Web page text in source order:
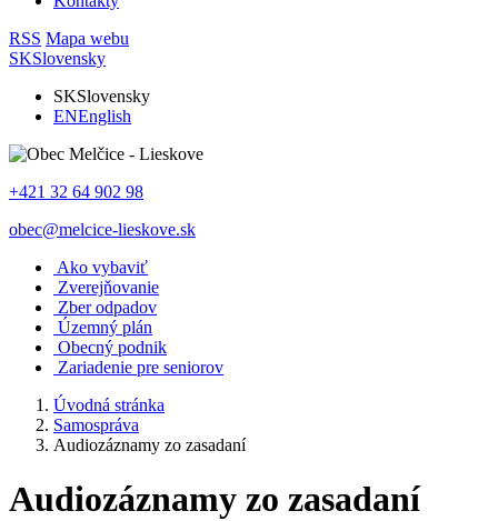
RSS Mapa webu
SKSlovensky
SKSlovensky
ENEnglish
+421 32 64 902 98
obec@melcice-lieskove.sk
Ako vybaviť
Zverejňovanie
Zber odpadov
Územný plán
Obecný podnik
Zariadenie pre seniorov
Úvodná stránka
Samospráva
Audiozáznamy zo zasadaní
Audiozáznamy zo zasadaní